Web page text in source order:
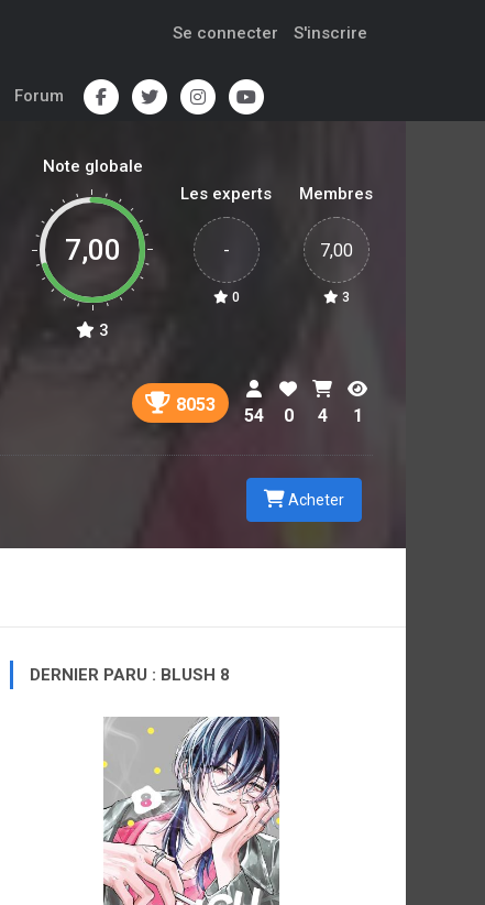
Se connecter S'inscrire
Forum
Note globale
7,00
3
Les experts
-
0
Membres
7,00
3
8053
54 0 4 1
Acheter
DERNIER PARU : BLUSH 8